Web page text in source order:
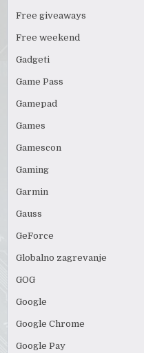
Free giveaways
Free weekend
Gadgeti
Game Pass
Gamepad
Games
Gamescon
Gaming
Garmin
Gauss
GeForce
Globalno zagrevanje
GOG
Google
Google Chrome
Google Pay